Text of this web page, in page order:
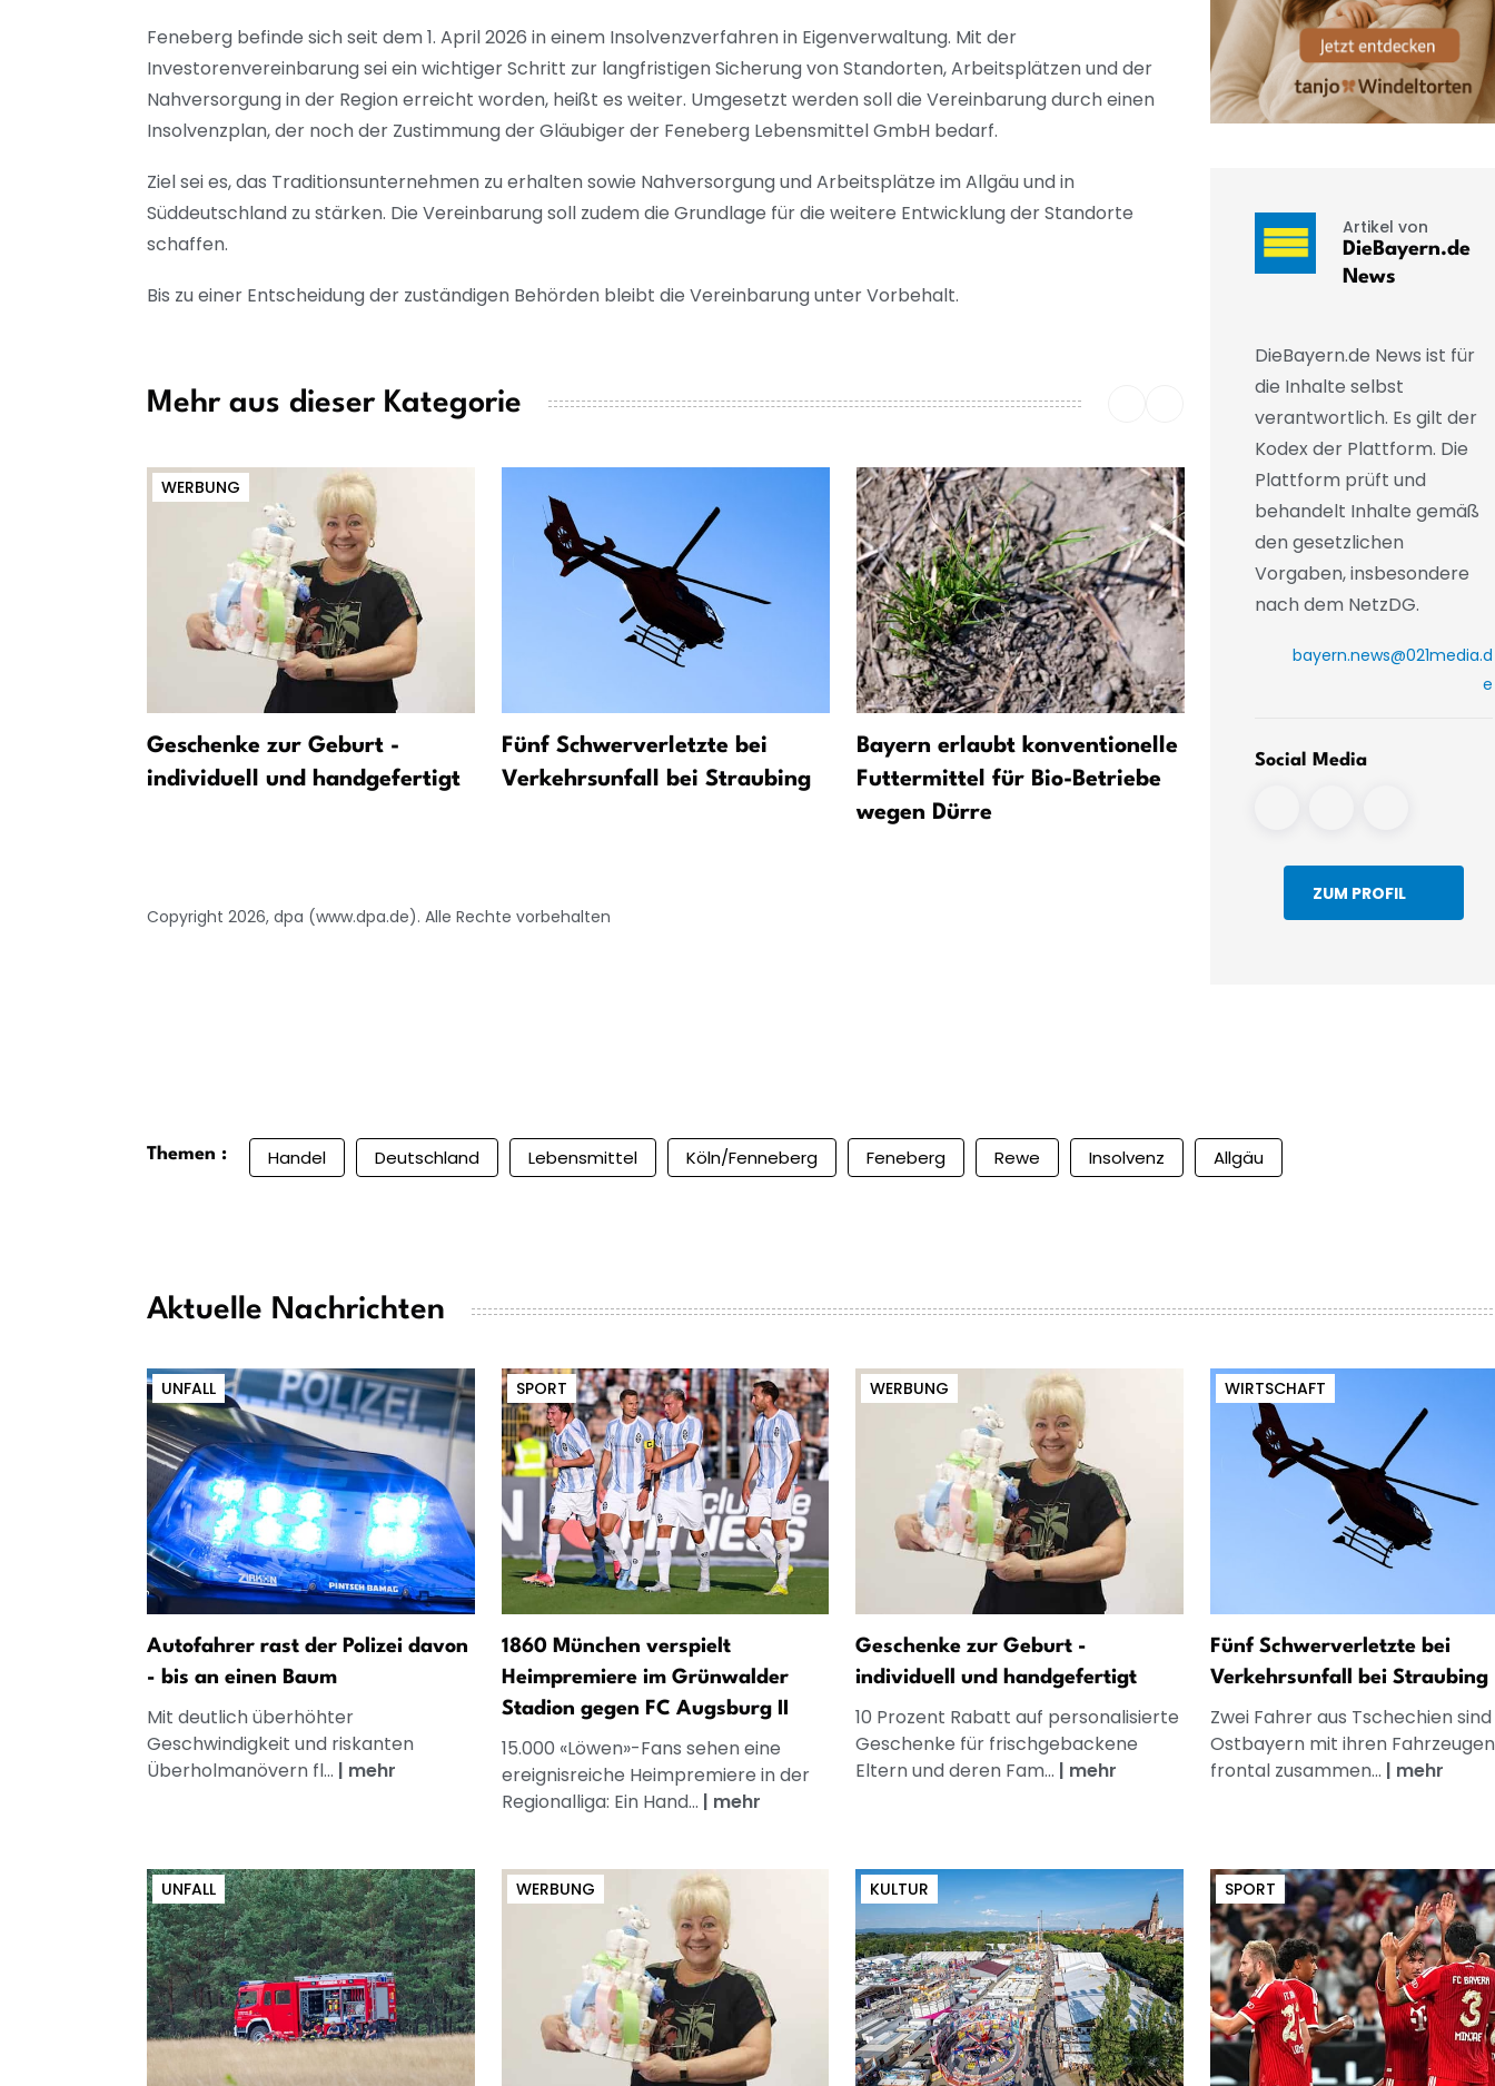
Feneberg befinde sich seit dem 1. April 2026 in einem Insolvenzverfahren in Eigenverwaltung. Mit der
Investorenvereinbarung sei ein wichtiger Schritt zur langfristigen Sicherung von Standorten, Arbeitsplätzen und der
Nahversorgung in der Region erreicht worden, heißt es weiter. Umgesetzt werden soll die Vereinbarung durch einen
Insolvenzplan, der noch der Zustimmung der Gläubiger der Feneberg Lebensmittel GmbH bedarf.
Ziel sei es, das Traditionsunternehmen zu erhalten sowie Nahversorgung und Arbeitsplätze im Allgäu und in
Süddeutschland zu stärken. Die Vereinbarung soll zudem die Grundlage für die weitere Entwicklung der Standorte
schaffen.
Bis zu einer Entscheidung der zuständigen Behörden bleibt die Vereinbarung unter Vorbehalt.
Mehr aus dieser Kategorie
WERBUNG
Geschenke zur Geburt -
individuell und handgefertigt
Fünf Schwerverletzte bei
Verkehrsunfall bei Straubing
Bayern erlaubt konventionelle
Futtermittel für Bio-Betriebe
wegen Dürre
Freistaat lockert
Copyright 2026, dpa (www.dpa.de). Alle Rechte vorbehalten
Artikel von
DieBayern.de
News
DieBayern.de News ist für
die Inhalte selbst
verantwortlich. Es gilt der
Kodex der Plattform. Die
Plattform prüft und
behandelt Inhalte gemäß
den gesetzlichen
Vorgaben, insbesondere
nach dem NetzDG.
bayern.news@021media.d
e
Social Media
ZUM PROFIL
Themen : Handel Deutschland Lebensmittel Köln/Fenneberg Feneberg Rewe Insolvenz Allgäu
Aktuelle Nachrichten
UNFALL
Autofahrer rast der Polizei davon
- bis an einen Baum
Mit deutlich überhöhter
Geschwindigkeit und riskanten
Überholmanövern fl... | mehr
SPORT
1860 München verspielt
Heimpremiere im Grünwalder
Stadion gegen FC Augsburg II
15.000 «Löwen»-Fans sehen eine
ereignisreiche Heimpremiere in der
Regionalliga: Ein Hand... | mehr
WERBUNG
Geschenke zur Geburt -
individuell und handgefertigt
10 Prozent Rabatt auf personalisierte
Geschenke für frischgebackene
Eltern und deren Fam... | mehr
WIRTSCHAFT
Fünf Schwerverletzte bei
Verkehrsunfall bei Straubing
Zwei Fahrer aus Tschechien sind
Ostbayern mit ihren Fahrzeugen
frontal zusammen... | mehr
UNFALL WERBUNG KULTUR SPORT